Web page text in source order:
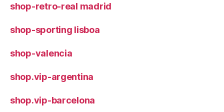
shop-retro-real madrid
shop-sporting lisboa
shop-valencia
shop.vip-argentina
shop.vip-barcelona